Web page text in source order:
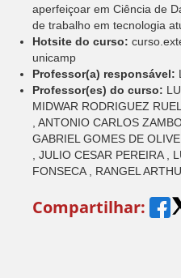
aperfeiçoar em Ciência de
de trabalho em tecnologia
Hotsite do curso:
unicamp
Professor(a) responsável:
Professor(es) do curso:
MIDWAR RODRIGUEZ
, ANTONIO CARLOS
GABRIEL GOMES DE
, JULIO CESAR PEREIRA ,
FONSECA , RANGEL
Compartilhar: